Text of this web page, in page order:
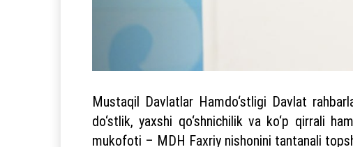
Mustaqil Davlatlar Hamdo‘stligi Davlat
do‘stlik, yaxshi qo‘shnichilik va ko‘p qirrali
mukofoti – MDH Faxriy nishonini tantanali